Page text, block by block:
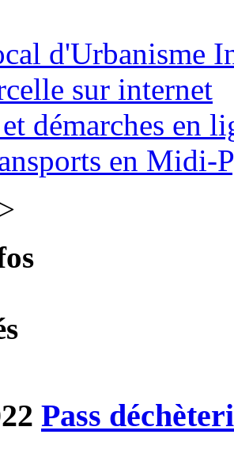
d'Urbanisme
sur internet
démarches en
en Midi-
Pass